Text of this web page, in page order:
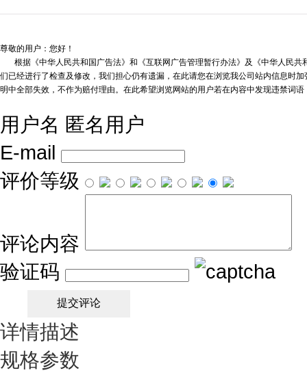
尊敬的用户：您好！
根据《中华人民共和国广告法》和《互联网广告管理暂行办法》及《中华人民共
们已经进行了检查及修改，我们担心仍有遗漏，在此请您在浏览我公司站内信息时
明中全部失效，不作为赔付理由。在此希望浏览网站的用户若在内容中发现违禁词
用户名 匿名用户
E-mail
评价等级
评论内容
验证码
详情描述
规格参数